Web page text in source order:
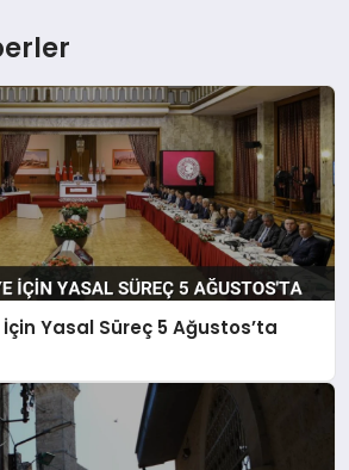
Yasal Süreç 5 Ağustos’ta